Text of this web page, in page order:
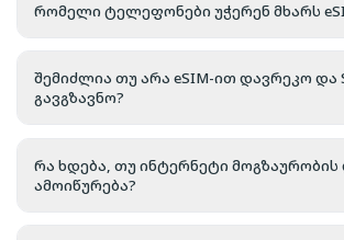
რომელი ტელეფონები უჭერენ მხარს
შემიძლია თუ არა eSIM-ით დავრეკო და
გავგზავნო?
რა ხდება, თუ ინტერნეტი
ამოიწურება?